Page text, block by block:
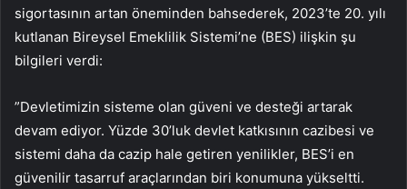
sigortasının artan öneminden bahsederek, 2023’te 20. yılı
kutlanan Bireysel Emeklilik Sistemi’ne (BES) ilişkin şu
bilgileri verdi:
​​​​​​​”Devletimizin sisteme olan güveni ve desteği artarak
devam ediyor. Yüzde 30’luk devlet katkısının cazibesi ve
sistemi daha da cazip hale getiren yenilikler, BES’i en
güvenilir tasarruf araçlarından biri konumuna yükseltti.